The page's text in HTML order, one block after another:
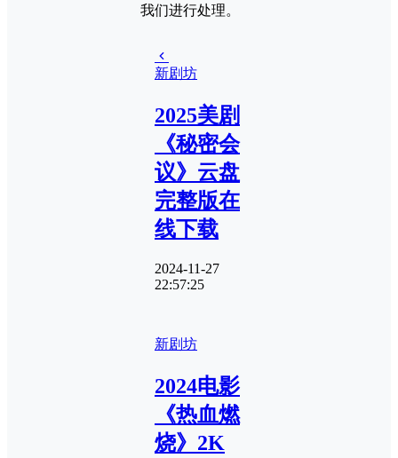
我们进行处理。
新剧坊
2025美剧
《秘密会
议》云盘
完整版在
线下载
2024-11-27
22:57:25
新剧坊
2024电影
《热血燃
烧》2K